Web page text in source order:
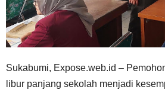
Sukabumi, Expose.web.id –
libur panjang sekolah menjadi